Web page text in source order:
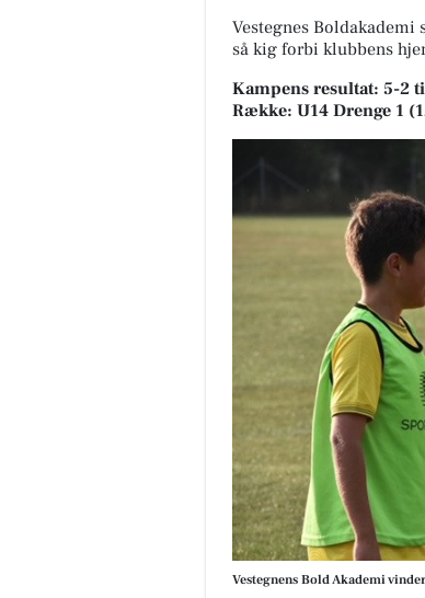
Vestegnes
så kig forbi klubbens
Kampens resultat: 5-2
Række: U14 Drenge 1
Vestegnens Bold Akademi